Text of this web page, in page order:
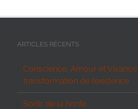
ARTICLES RÉCENTS
Conscience, Amour et
transformation de l’existence
Sortir de la honte